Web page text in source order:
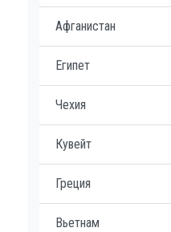
Афганистан
Египет
Чехия
Кувейт
Греция
Вьетнам